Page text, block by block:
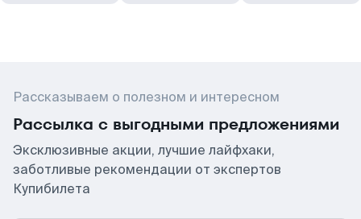
Рассказываем о полезном и интересном
Рассылка с выгодными предложениями
Эксклюзивные акции, лучшие лайфхаки,
заботливые рекомендации от экспертов
Купибилета